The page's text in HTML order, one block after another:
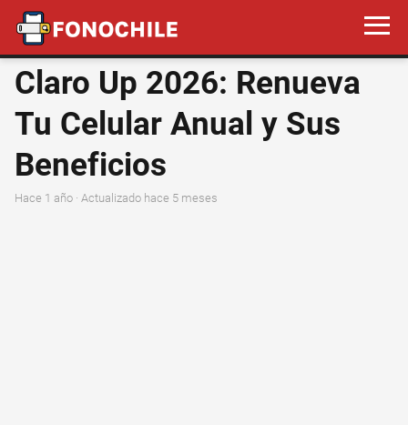
Claro Up 2026: Renueva
Tu Celular Anual y Sus
Beneficios
hace 1 año · Actualizado hace 5 meses